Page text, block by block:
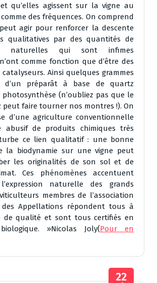
qu’elles agissent sur la vigne au
des fréquences. On comprend
agir pour renforcer la descente
qualitatives par des quantités de
naturelles qui sont infimes
comme fonction que d’être des
Ainsi quelques grammes
d’un préparât à base de quartz
(n’oubliez pas que le
peut faire tourner nos montres !). On
d’une agriculture conventionnelle
abusif de produits chimiques très
ce lien qualitatif : une bonne
la biodynamie sur une vigne peut
les originalités de son sol et de
Ces phénomènes accentuent
naturelle des grands
membres de l’association
des Appellations répondent tous à
de qualité et sont tous certifiés en
»Nicolas Joly(Pour en
22